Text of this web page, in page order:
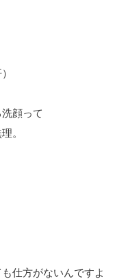
顔って
。
仕方がないんですよ